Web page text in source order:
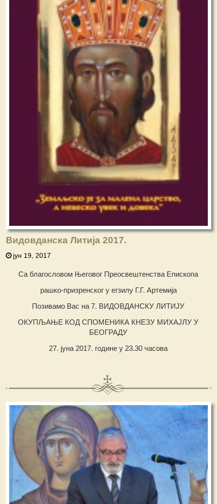
Видовданска Литија 2017.
јун 19, 2017
Са благословом Његовог Преосвештенства Епископа
рашко-призренског у егзилу Г.Г. Артемија
Позивамо Вас на 7. ВИДОВДАНСКУ ЛИТИЈУ
ОКУПЉАЊЕ КОД СПОМЕНИКА КНЕЗУ МИХАЈЛУ У
БЕОГРАДУ
27. јуна 2017. године у 23.30 часова